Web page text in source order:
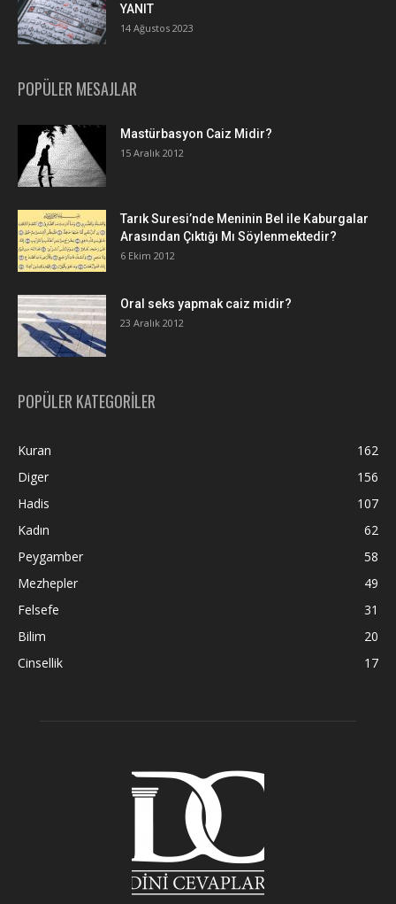
YANIT
14 Ağustos 2023
POPÜLER MESAJLAR
Mastürbasyon Caiz Midir?
15 Aralık 2012
Tarık Suresi’nde Meninin Bel ile Kaburgalar
Arasından Çıktığı Mı Söylenmektedir?
6 Ekim 2012
Oral seks yapmak caiz midir?
23 Aralık 2012
POPÜLER KATEGORİLER
Kuran
162
Diger
156
Hadis
107
Kadın
62
Peygamber
58
Mezhepler
49
Felsefe
31
Bilim
20
Cinsellik
17